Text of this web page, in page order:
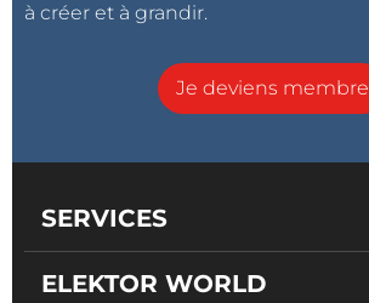
à créer et à grandir.
Je deviens membre
SERVICES
ELEKTOR WORLD